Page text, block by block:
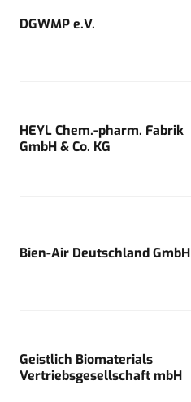
DGWMP e.V.
HEYL Chem.-pharm. Fabrik
GmbH & Co. KG
Bien-Air Deutschland GmbH
Geistlich Biomaterials
Vertriebsgesellschaft mbH